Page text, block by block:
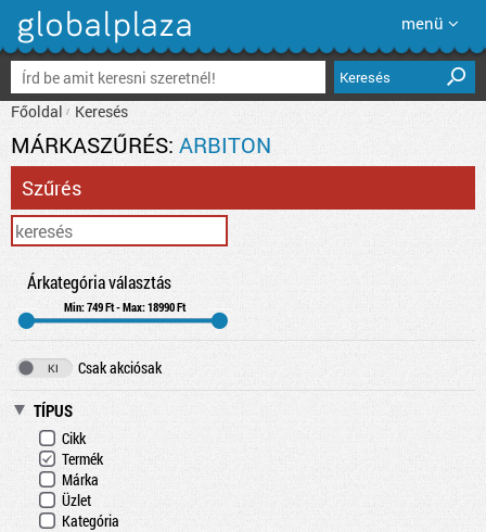
menü
Keresés
Főoldal Keresés
MÁRKASZŰRÉS: ARBITON
Szűrés
Árkategória választás
Min: 749 Ft - Max: 18990 Ft
Csak akciósak
TÍPUS
Cikk
Termék
Márka
Üzlet
Kategória